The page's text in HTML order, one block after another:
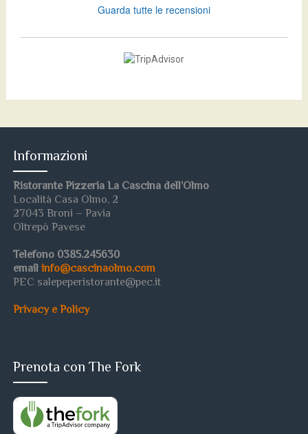
Guarda tutte le recensioni
Informazioni
Ristorante Pizzeria La Cascina dell’Olmo
Località Casa Olmo, 2
27043 Broni – Pavia
Oltrepò Pavese
Telefono 0385.245630
email info@cascinaolmo.com
PEC salepeperistorante@pec.it
Privacy e Policy
Prenota con The Fork